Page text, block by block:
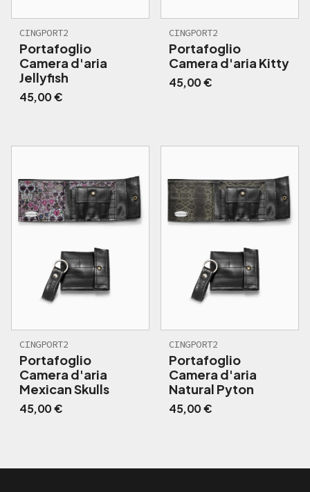
CINGPORT2
Portafoglio
Camera d'aria
Jellyfish
45,00€
CINGPORT2
Portafoglio
Camera d'aria Kitty
45,00€
CINGPORT2
Portafoglio
Camera d'aria
Mexican Skulls
45,00€
CINGPORT2
Portafoglio
Camera d'aria
Natural Pyton
45,00€